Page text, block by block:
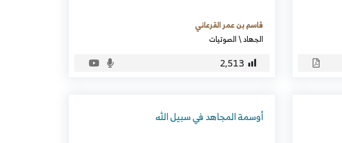
قاسم بن عمر القرعاني
الجهاد\الصوتيات
2٬513
أوسمة المجاهد في سبيل الله